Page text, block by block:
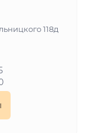
к деталям
ароматов,
с
приятным и
118д